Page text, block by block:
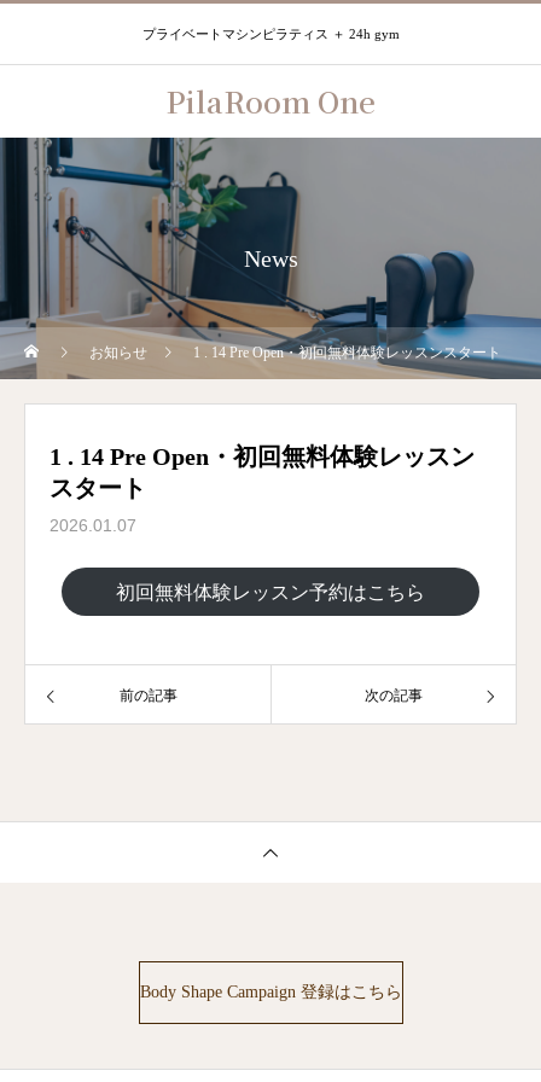
プライベートマシンピラティス ＋ 24h gym
PilaRoom One
News
お知らせ 1 . 14 Pre Open・初回無料体験レッスンスタート
1 . 14 Pre Open・初回無料体験レッスン
スタート
2026.01.07
初回無料体験レッスン予約はこちら
前の記事 次の記事
Body Shape Campaign 登録はこちら